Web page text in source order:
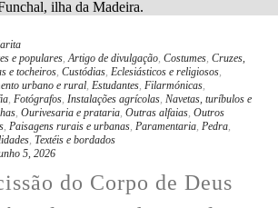
e populares,Artigo de divulgação, Costumes, Cruzes,
e tocheiros, Custódias, Eclesiásticos e religiosos,
urbano e rural, Estudantes, Filarmónicas,
, Fotógrafos, Instalações agrícolas, Navetas, turíbulos e
, Ourivesaria e prataria, Outras alfaias, Outros
, Paisagens rurais e urbanas, Paramentaria, Pedra,
, Textéis e bordados
5, 2026
do Corpo de Deus